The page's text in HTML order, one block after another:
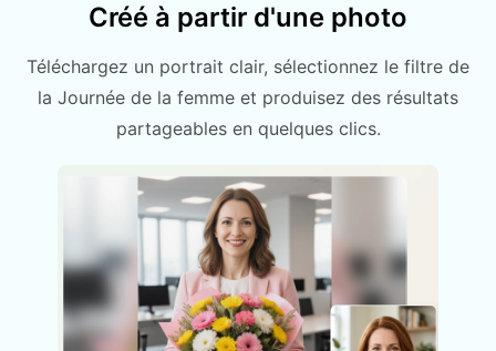
Créé à partir d'une photo
Téléchargez un portrait clair, sélectionnez le filtre de
la Journée de la femme et produisez des résultats
partageables en quelques clics.